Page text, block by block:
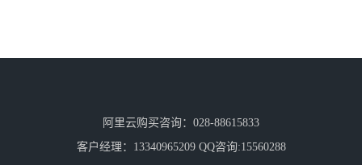
阿里云购买咨询：028-88615833
客户经理：13340965209 QQ咨询:15560288